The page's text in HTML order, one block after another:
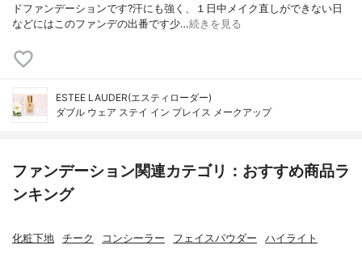
ドファンデーションです?汗にも強く、１日中メイク直しができない日
などにはこのファンデの出番です少…続きを見る
ESTEE LAUDER(エスティローダー)
ダブル ウェア ステイ イン プレイス メークアップ
ファンデーション関連カテゴリ：おすすめ商品ラ
ンキング
化粧下地 チーク コンシーラー フェイスパウダー ハイライト